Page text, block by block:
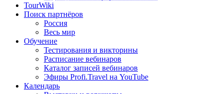
TourWiki
Поиск партнёров
Россия
Весь мир
Обучение
Тестирования и викторины
Расписание вебинаров
Каталог записей вебинаров
Эфиры Profi.Travel на YouTube
Календарь